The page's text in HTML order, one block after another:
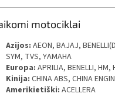
motociklai
Azijos: AEON, BAJAJ,
SYM, TVS, YAMAHA
Europa: APRILIA, BENELLI,
Kinija: CHINA ABS, CHINA
Amerikietiški: ACELLERA